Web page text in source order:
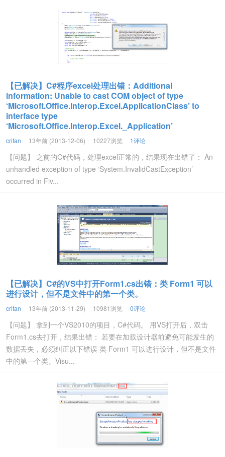
【已解决】C#程序excel处理出错：Additional
information: Unable to cast COM object of type
‘Microsoft.Office.Interop.Excel.ApplicationClass’ to
interface type
‘Microsoft.Office.Interop.Excel._Application’
crifan 13年前 (2013-12-06) 10227浏览 1评论
【问题】 之前的C#代码，处理excel正常的，结果现在出错了： An
unhandled exception of type ‘System.InvalidCastException’
occurred in Fiv...
【已解决】C#的VS中打开Form1.cs出错：类 Form1 可以
进行设计，但不是文件中的第一个类。
crifan 13年前 (2013-11-29) 10981浏览 0评论
【问题】 拿到一个VS2010的项目，C#代码。 用VS打开后，双击
Form1.cs去打开，结果出错： 若要在加载设计器前避免可能发生的
数据丢失，必须纠正以下错误 类 Form1 可以进行设计，但不是文件
中的第一个类。Visu...